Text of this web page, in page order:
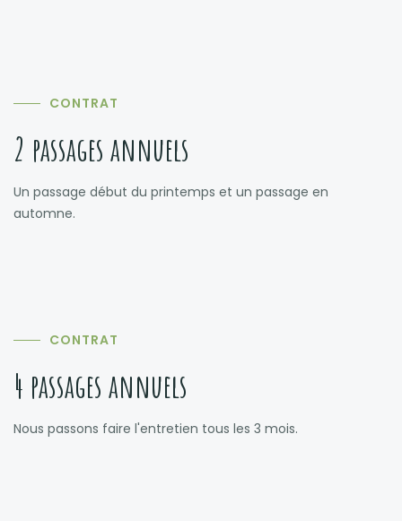
CONTRAT
2 passages annuels
Un passage début du printemps et un passage en
automne.
CONTRAT
4 passages annuels
Nous passons faire l'entretien tous les 3 mois.